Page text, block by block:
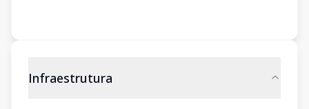
Infraestrutura